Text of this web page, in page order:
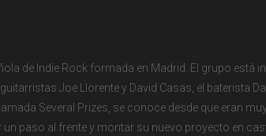
de Indie Rock formada en Madrid. El grupo está
Joe Llorente y David Casas, el baterista
Several Prizes, se conoce desde que eran
paso al frente y montar su nuevo proyecto en